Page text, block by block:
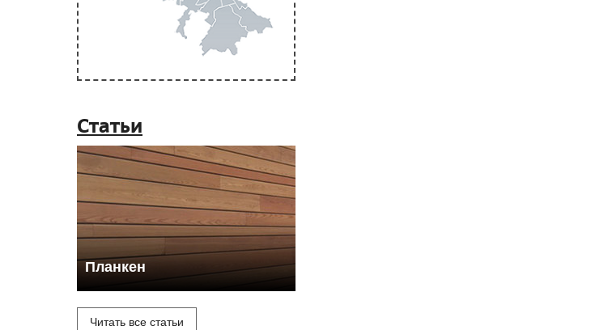
Статьи
Планкен
Читать все статьи